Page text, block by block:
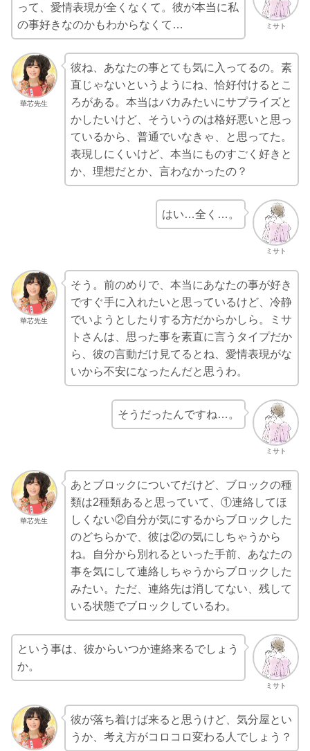
ミサト
って、愛情表現が全くなくて。彼が本当に私
の事好きなのかもわからなくて…
華芯先生
彼ね、あなたの事とても気に入ってるの。素
直じゃないというようにね、恰好付けるとこ
ろがある。本当はバカみたいにサプライズと
かしたいけど、そういうのは格好悪いと思っ
ているから、普通でいなきゃ、と思ってた。
表現しにくいけど、本当にものすごく好きと
か、理想だとか、言わなかったの？
ミサト
はい…全く…。
華芯先生
そう。前のめりで、本当にあなたの事が好き
ですぐ手に入れたいと思っているけど、冷静
でいようとしたりする方だからかしら。ミサ
トさんは、思った事を素直に言うタイプだか
ら、彼の言動だけ見てるとね、愛情表現がな
いから不安になったんだと思うわ。
ミサト
そうだったんですね…。
華芯先生
あとブロックについてだけど、ブロックの種
類は2種類あると思っていて、①連絡してほ
しくない②自分が気にするからブロックした
のどちらかで、彼は②の気にしちゃうから
ね。自分から別れるといった手前、あなたの
事を気にして連絡しちゃうからブロックした
みたい。ただ、連絡先は消してない、残して
いる状態でブロックしているわ。
ミサト
という事は、彼からいつか連絡来るでしょう
か。
彼が落ち着けば来ると思うけど、気分屋とい
うか、考え方がコロコロ変わる人でしょう？